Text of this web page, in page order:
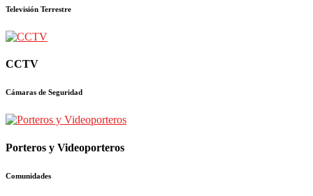
Televisión Terrestre
CCTV
Cámaras de Seguridad
Porteros y Videoporteros
Comunidades